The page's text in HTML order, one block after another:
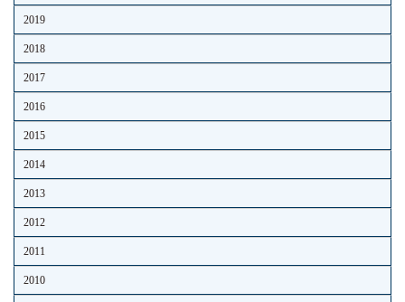
2019
2018
2017
2016
2015
2014
2013
2012
2011
2010